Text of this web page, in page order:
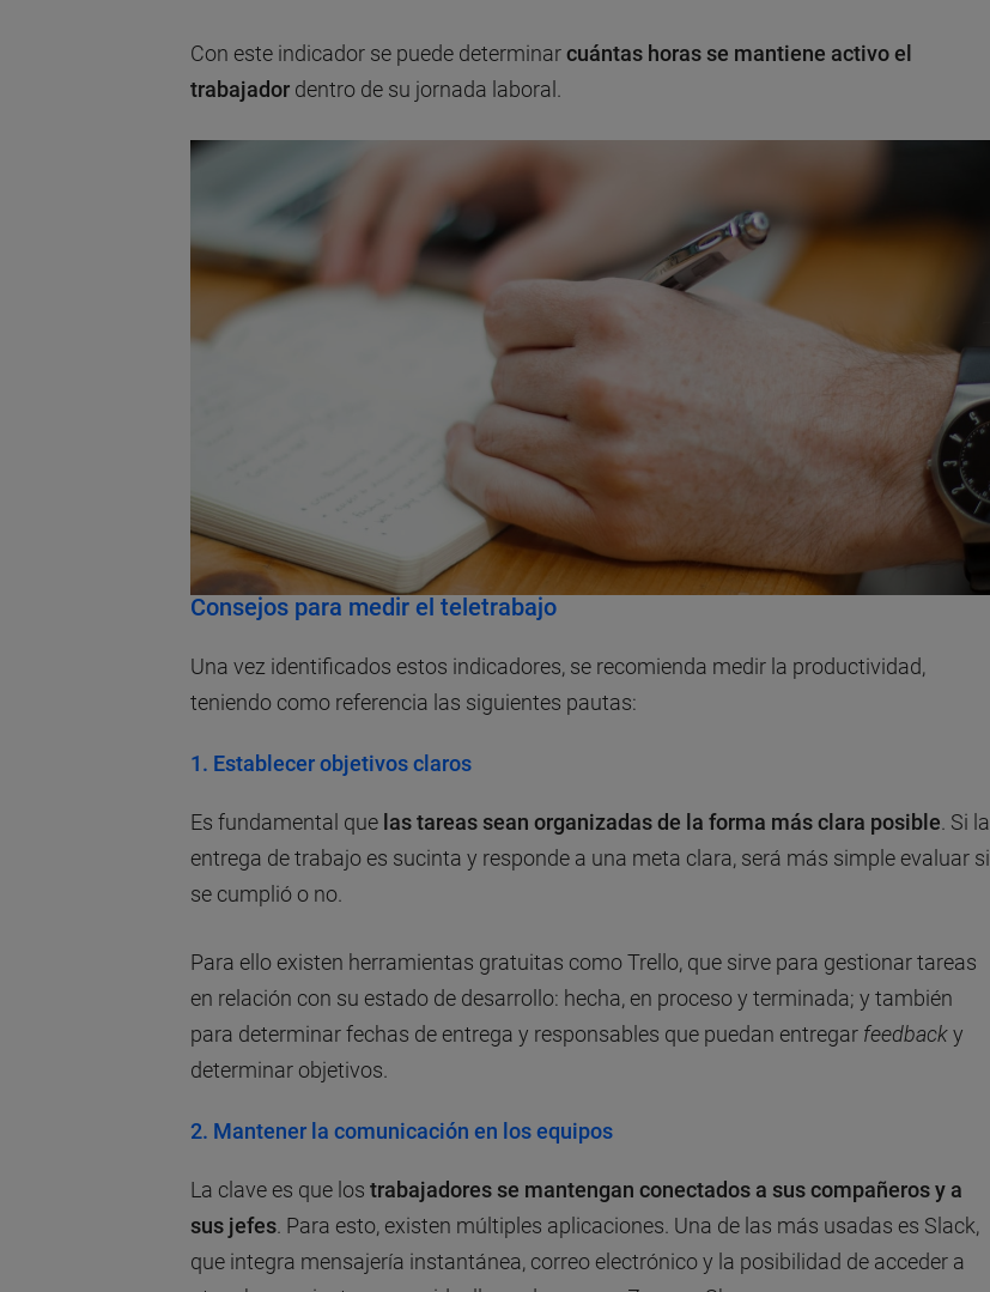
Con este indicador se puede determinarcuántas horas se mantiene activo el
trabajador dentro de su jornada laboral.
Consejos para medir el teletrabajo
Una vez identificados estos indicadores, se recomienda medir la productividad,
teniendo como referencia las siguientes pautas:
1. Establecer objetivos claros
Es fundamental que las tareas sean organizadas de la forma más clara posible . Si la
entrega de trabajo es sucinta y responde a una meta clara, será más simple evaluar si
se cumplió o no.
Para ello existen herramientas gratuitas como Trello, que sirve para gestionar tareas
en relación con su estado de desarrollo: hecha, en proceso y terminada; y también
para determinar fechas de entrega y responsables que puedan entregar feedbacky
determinar objetivos.
2. Mantener la comunicación en los equipos
La clave es que los trabajadores se mantengan conectados a sus compañeros y a
sus jefes. Para esto, existen múltiples aplicaciones. Una de las más usadas es Slack,
que integra mensajería instantánea, correo electrónico y la posibilidad de acceder a